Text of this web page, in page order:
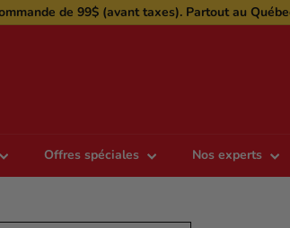
Diaporama
de 99$ (avant taxes). Partout au
Offres spéciales Nos experts